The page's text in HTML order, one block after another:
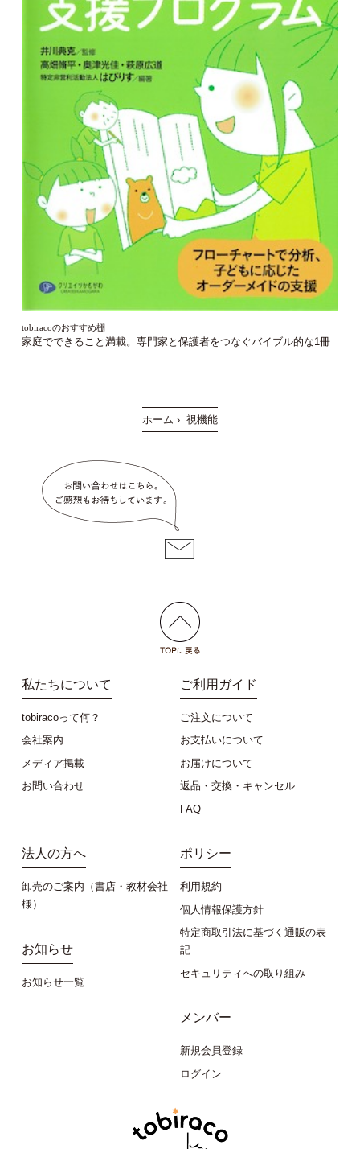
tobiracoのおすすめ棚
家庭でできること満載。 専門家と保護者をつなぐバイブル的な1冊
ホーム › 視機能
私たちについて
tobiracoって何？
会社案内
メディア掲載
お問い合わせ
ご利用ガイド
ご注文について
お支払いについて
お届けについて
返品・交換・キャンセル
FAQ
法人の方へ
卸売のご案内（書店・教材会社
様）
お知らせ
お知らせ一覧
ポリシー
利用規約
個人情報保護方針
特定商取引法に基づく通販の表
記
セキュリティへの取り組み
メンバー
新規会員登録
ログイン